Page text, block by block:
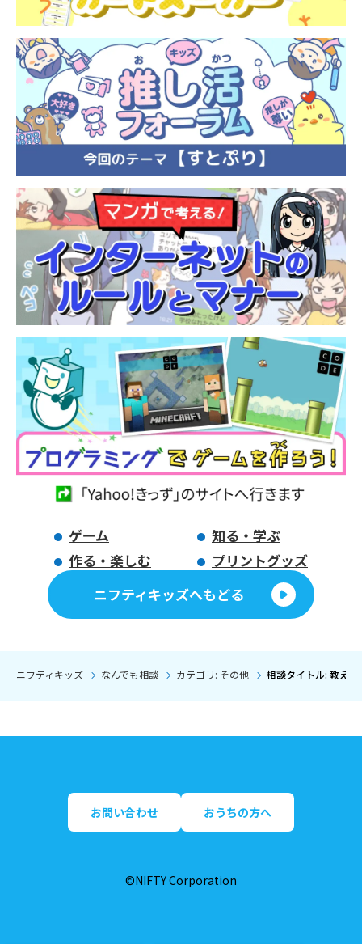
ゲーム
知る・学ぶ
作る・楽しむ
プリントグッズ
ニフティキッズへもどる
ニフティキッズ なんでも相談 カテゴリ: その他 相談タイトル: 教えて
お問い合わせ おうちの方へ
©NIFTY Corporation